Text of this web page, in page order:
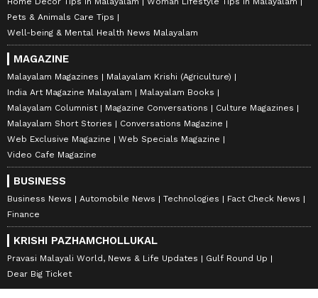
Pets & Animals Care Tips
Well-being & Mental Health News Malayalam
MAGAZINE
Malayalam Magazines
Malayalam Krishi (Agriculture)
India Art Magazine Malayalam
Malayalam Books
Malayalam Columnist
Magazine Conversations
Culture Magazines
Malayalam Short Stories
Conversations Magazine
Web Exclusive Magazine
Web Specials Magazine
Video Cafe Magazine
BUSINESS
Business News Automobile News Technologies
Fact Check News
Finance
KRISHI PAZHAMCHOLLUKAL
Pravasi Malayali World, News & Life Updates
Gulf Round Up
Dear Big Ticket